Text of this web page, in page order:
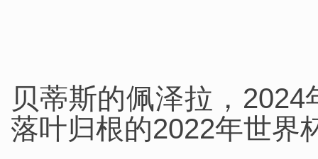
贝蒂斯的佩泽拉，
落叶归根的2022年世界